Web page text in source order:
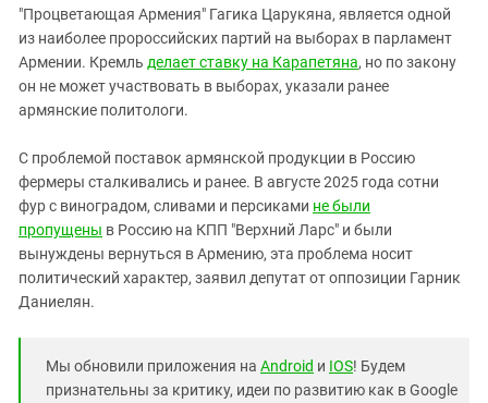
"Процветающая Армения" Гагика Царукяна, является одной
из наиболее пророссийских партий на выборах в парламент
Армении. Кремль делает ставку на Карапетяна, но по закону
он не может участвовать в выборах, указали ранее
армянские политологи.
С проблемой поставок армянской продукции в Россию
фермеры сталкивались и ранее. В августе 2025 года сотни
фур с виноградом, сливами и персиками не были
пропущены в Россию на КПП "Верхний Ларс" и были
вынуждены вернуться в Армению, эта проблема носит
политический характер, заявил депутат от оппозиции Гарник
Даниелян.
Мы обновили приложения на Android и IOS! Будем
признательны за критику, идеи по развитию как в Google